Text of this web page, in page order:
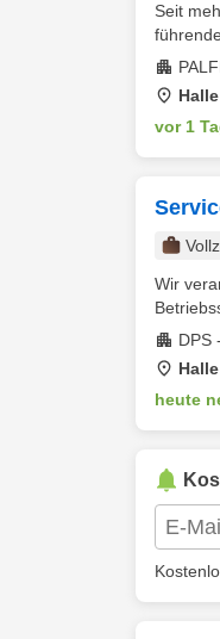
Seit
vor 1
Wir
DPS
heute